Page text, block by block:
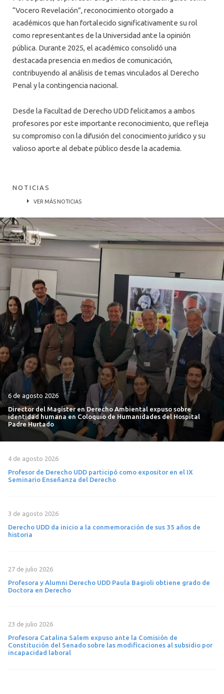
“Vocero Revelación”, reconocimiento otorgado a
académicos que han fortalecido significativamente su rol
como representantes de la Universidad ante la opinión
pública. Durante 2025, el académico consolidó una
destacada presencia en medios de comunicación,
contribuyendo al análisis de temas vinculados al Derecho
Penal y la contingencia nacional.
Desde la Facultad de Derecho UDD felicitamos a ambos
profesores por este importante reconocimiento, que refleja
su compromiso con la difusión del conocimiento jurídico y su
valioso aporte al debate público desde la academia.
NOTICIAS
VER MÁS NOTICIAS
6 de agosto 2026
Director del Magíster en Derecho Ambiental expuso sobre
identidad humana en Coloquio de Humanidades del Hospital
Padre Hurtado
4 de agosto 2026
Profesor de Derecho UDD participó como expositor en el IX
Seminario Enseñanza del Derecho
3 de agosto 2026
Derecho UDD da inicio a la conmemoración de sus 35 años de
historia
27 de julio 2026
Profesora y Alumni Derecho UDD Paula Bagioli obtiene grado de
Doctora en Derecho
23 de julio 2026
Profesora Catalina Salem expuso ante la Comisión de
Constitución del Senado sobre las modificaciones al subsidio por
incapacidad laboral